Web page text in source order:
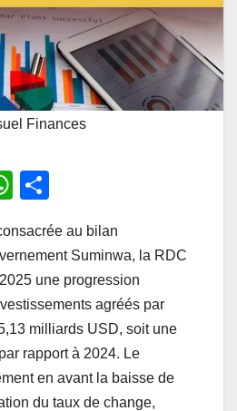
Finances
W
at
s
A
p
p
ta
g
er
au bilan
Suminwa, la RDC
une progression
agréés par
milliards USD, soit une
rapport à 2024. Le
en avant la baisse de
du taux de change,